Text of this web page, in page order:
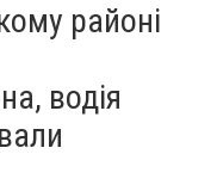
районі
водія